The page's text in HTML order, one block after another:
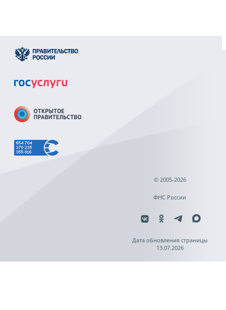
© 2005-2026
ФНС России
Дата обновления страницы
13.07.2026